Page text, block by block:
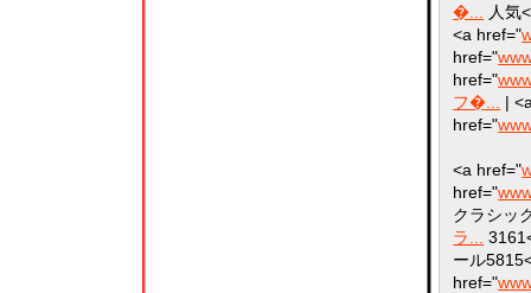
�...
人気
<a href="
href="
href="
フ�...
|
href="
<a href="
href="
クラシッ
ラ...
ール
href="